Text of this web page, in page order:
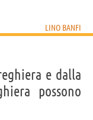
LINO BANFI
e dalla
possono